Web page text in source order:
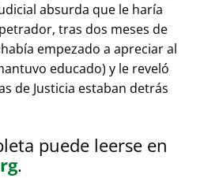
absurda que le haría
tras dos meses de
había empezado a apreciar al
educado) y le reveló
de Justicia estaban detrás
puede leerse en
.